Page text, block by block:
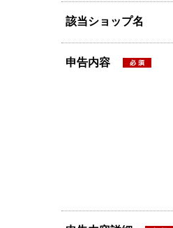
該当ショップ名
申告内容